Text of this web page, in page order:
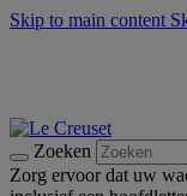
Skip to main content
Zoeken
Zorg ervoor dat uw